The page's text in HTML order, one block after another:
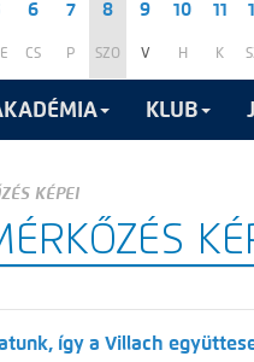
6
CS
7
P
8
SZO
9
V
10
H
11
K
KLUB
KÉPEI
így a Villach